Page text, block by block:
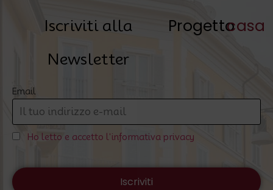
Iscriviti alla
Newsletter
Progettocasa
Email
Ho letto e accetto l'informativa privacy